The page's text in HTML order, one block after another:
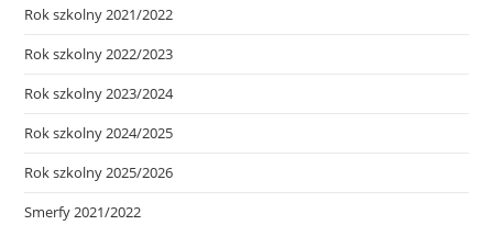
Rok szkolny 2021/2022
Rok szkolny 2022/2023
Rok szkolny 2023/2024
Rok szkolny 2024/2025
Rok szkolny 2025/2026
Smerfy 2021/2022